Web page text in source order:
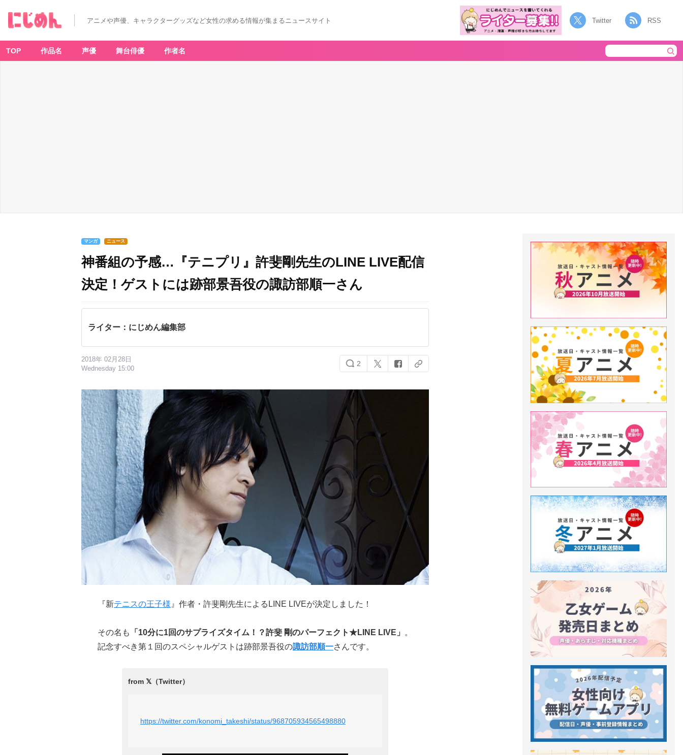
アニメや声優、キャラクターグッズなど女性の求める情報が集まるニュースサイト Twitter RSS
TOP 作品名 声優 舞台俳優 作者名
マンガ ニュース
神番組の予感…『テニプリ』許斐剛先生のLINE LIVE配信
決定！ゲストには跡部景吾役の諏訪部順一さん
ライター：にじめん編集部
2018年 02月28日
Wednesday 15:00
2
『新テニスの王子様 』作者・許斐剛先生によるLINE LIVEが決定しました！
その名も 「10分に1回のサプライズタイム！？許斐 剛のパーフェクト★LINE LIVE」
。
記念すべき第１回のスペシャルゲストは跡部景吾役の諏訪部順一さんです。
https://twitter.com/konomi_takeshi/status/968705934565498880